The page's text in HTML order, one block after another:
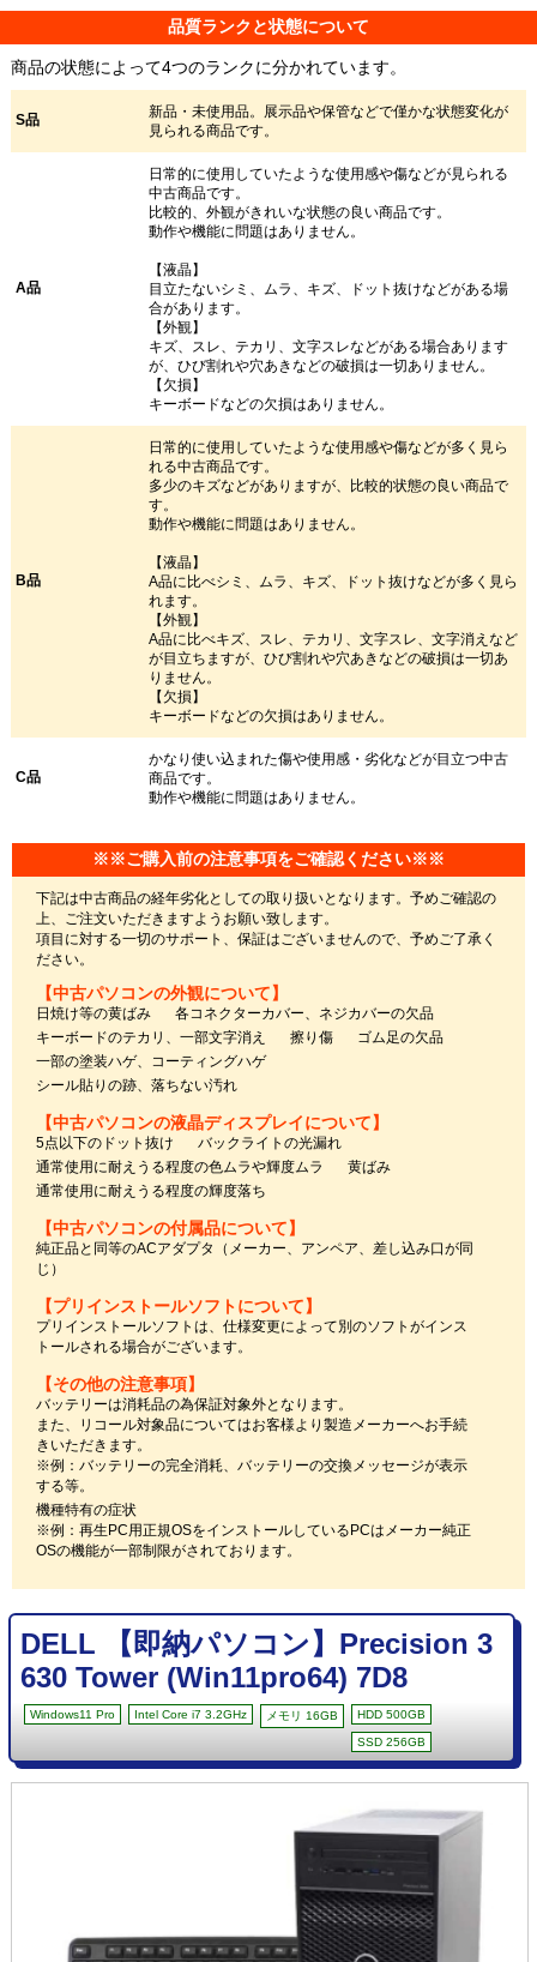
品質ランクと状態について
商品の状態によって4つのランクに分かれています。
S品
新品・未使用品。展示品や保管などで僅かな状態変化が
見られる商品です。
A品
日常的に使用していたような使用感や傷などが見られる
中古商品です。
比較的、外観がきれいな状態の良い商品です。
動作や機能に問題はありません。
【液晶】
目立たないシミ、ムラ、キズ、ドット抜けなどがある場
合があります。
【外観】
キズ、スレ、テカリ、文字スレなどがある場合あります
が、ひび割れや穴あきなどの破損は一切ありません。
【欠損】
キーボードなどの欠損はありません。
B品
日常的に使用していたような使用感や傷などが多く見ら
れる中古商品です。
多少のキズなどがありますが、比較的状態の良い商品で
す。
動作や機能に問題はありません。
【液晶】
A品に比べシミ、ムラ、キズ、ドット抜けなどが多く見ら
れます。
【外観】
A品に比べキズ、スレ、テカリ、文字スレ、文字消えなど
が目立ちますが、ひび割れや穴あきなどの破損は一切あ
りません。
【欠損】
キーボードなどの欠損はありません。
C品
かなり使い込まれた傷や使用感・劣化などが目立つ中古
商品です。
動作や機能に問題はありません。
※※ご購入前の注意事項をご確認ください※※
下記は中古商品の経年劣化としての取り扱いとなります。予めご確認の
上、ご注文いただきますようお願い致します。
項目に対する一切のサポート、保証はございませんので、予めご了承く
ださい。
【中古パソコンの外観について】
日焼け等の黄ばみ
各コネクターカバー、ネジカバーの欠品
キーボードのテカリ、一部文字消え
擦り傷
ゴム足の欠品
一部の塗装ハゲ、コーティングハゲ
シール貼りの跡、落ちない汚れ
【中古パソコンの液晶ディスプレイについて】
5点以下のドット抜け
バックライトの光漏れ
通常使用に耐えうる程度の色ムラや輝度ムラ
黄ばみ
通常使用に耐えうる程度の輝度落ち
【中古パソコンの付属品について】
純正品と同等のACアダプタ（メーカー、アンペア、差し込み口が同
じ）
【プリインストールソフトについて】
プリインストールソフトは、仕様変更によって別のソフトがインス
トールされる場合がございます。
【その他の注意事項】
バッテリーは消耗品の為保証対象外となります。
また、リコール対象品についてはお客様より製造メーカーへお手続
きいただきます。
※例：バッテリーの完全消耗、バッテリーの交換メッセージが表示
する等。
機種特有の症状
※例：再生PC用正規OSをインストールしているPCはメーカー純正
OSの機能が一部制限がされております。
DELL 【即納パソコン】Precision 3
630 Tower (Win11pro64) 7D8
Windows11 Pro Intel Core i7 3.2GHz メモリ 16GB HDD 500GB
SSD 256GB